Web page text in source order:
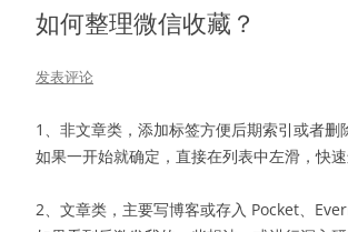
如何整理微信收藏？
发表评论
1、非文章类，添加标签方便后期索引或者删
如果一开始就确定，直接在列表中左滑，快速
2、文章类，主要写博客或存入 Pocket、